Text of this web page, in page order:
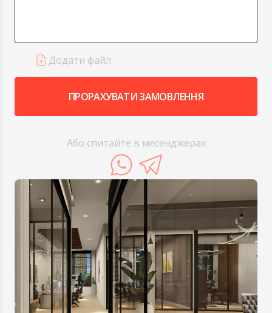
Додати файл
ПРОРАХУВАТИ ЗАМОВЛЕННЯ
Або спитайте в месенджерах